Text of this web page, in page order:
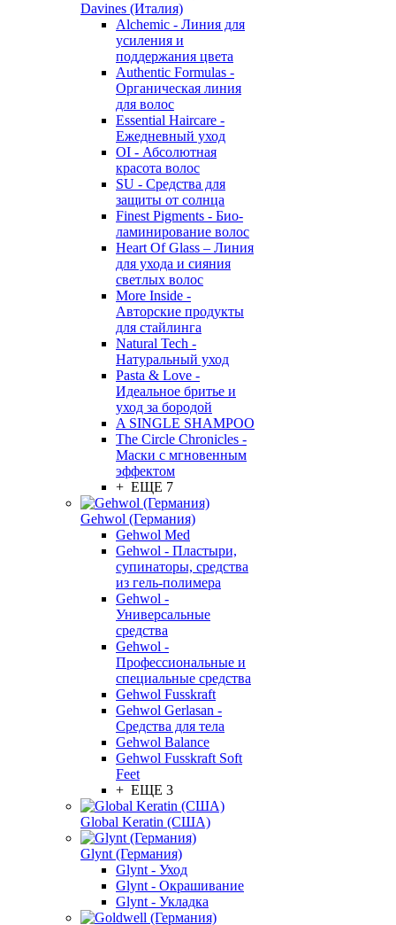
Davines (Италия)
Alchemic - Линия для
усиления и
поддержания цвета
Authentic Formulas -
Органическая линия
для волос
Essential Haircare -
Eжедневный уход
OI - Абсолютная
красота волос
SU - Средства для
защиты от солнца
Finest Pigments - Био-
ламинирование волос
Heart Of Glass – Линия
для ухода и сияния
светлых волос
More Inside -
Авторские продукты
для стайлинга
Natural Tech -
Натуральный уход
Pasta & Love -
Идеальное бритье и
уход за бородой
A SINGLE SHAMPOO
The Circle Chronicles -
Маски с мгновенным
эффектом
+ ЕЩЕ 7
Gehwol (Германия)
Gehwol Med
Gehwol - Пластыри,
супинаторы, средства
из гель-полимера
Gehwol -
Универсальные
средства
Gehwol -
Профессиональные и
специальные средства
Gehwol Fusskraft
Gehwol Gerlasan -
Средства для тела
Gehwol Balance
Gehwol Fusskraft Soft
Feet
+ ЕЩЕ 3
Global Keratin (США)
Glynt (Германия)
Glynt - Уход
Glynt - Окрашивание
Glynt - Укладка